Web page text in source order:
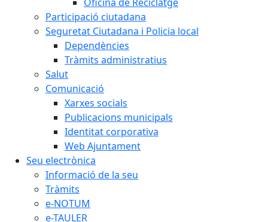
Participació ciutadana
Seguretat Ciutadana i Policia local
Dependències
Tràmits administratius
Salut
Comunicació
Xarxes socials
Publicacions municipals
Identitat corporativa
Web Ajuntament
Seu electrònica
Informació de la seu
Tràmits
e-NOTUM
e-TAULER